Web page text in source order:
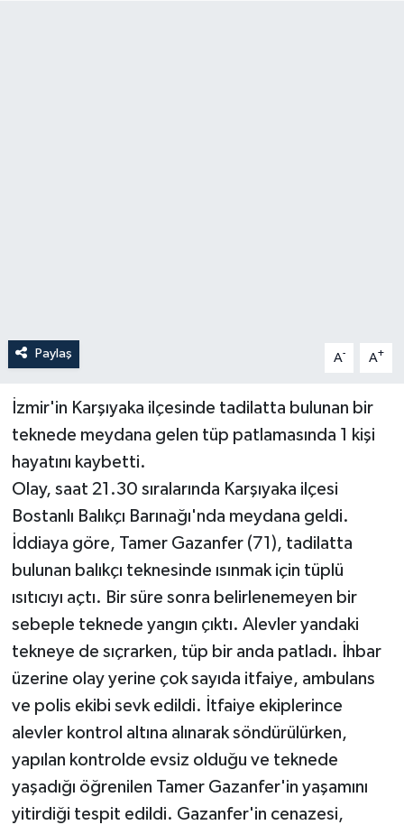
Paylaş A- A+
İzmir'in Karşıyaka ilçesinde tadilatta bulunan bir
teknede meydana gelen tüp patlamasında 1 kişi
hayatını kaybetti.
Olay, saat 21.30 sıralarında Karşıyaka ilçesi
Bostanlı Balıkçı Barınağı'nda meydana geldi.
İddiaya göre, Tamer Gazanfer (71), tadilatta
bulunan balıkçı teknesinde ısınmak için tüplü
ısıtıcıyı açtı. Bir süre sonra belirlenemeyen bir
sebeple teknede yangın çıktı. Alevler yandaki
tekneye de sıçrarken, tüp bir anda patladı. İhbar
üzerine olay yerine çok sayıda itfaiye, ambulans
ve polis ekibi sevk edildi. İtfaiye ekiplerince
alevler kontrol altına alınarak söndürülürken,
yapılan kontrolde evsiz olduğu ve teknede
yaşadığı öğrenilen Tamer Gazanfer'in yaşamını
yitirdiği tespit edildi. Gazanfer'in cenazesi,